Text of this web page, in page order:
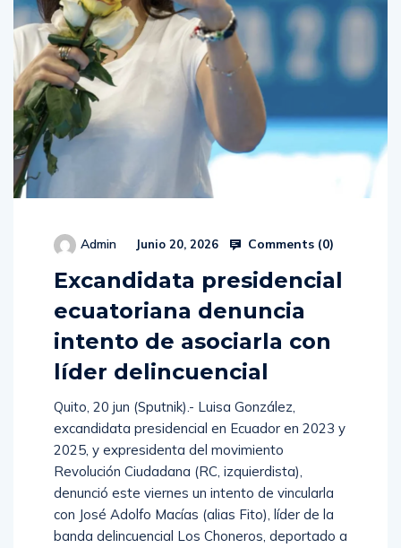
Admin Junio 20, 2026 Comments (0)
Excandidata presidencial
ecuatoriana denuncia
intento de asociarla con
líder delincuencial
Quito, 20 jun (Sputnik).- Luisa González,
excandidata presidencial en Ecuador en 2023 y
2025, y expresidenta del movimiento
Revolución Ciudadana (RC, izquierdista),
denunció este viernes un intento de vincularla
con José Adolfo Macías (alias Fito), líder de la
banda delincuencial Los Choneros, deportado a